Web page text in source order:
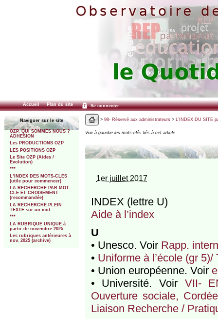
Accueil Plan du site Se connecter
Naviguer sur le site
OZP. QUI SOMMES NOUS ?
ADHESION
Les PRODUCTIONS OZP
LES POSITIONS OZP
Le Site OZP (Aides /
Evolution)
***
L’INDEX DES MOTS-CLES
(utile pour commencer)
LA RECHERCHE PAR MOT-
CLE ET CROISEMENT
(recommandée)
LA RECHERCHE PLEIN
TEXTE sur un mot
***
LA RUBRIQUE UNIQUE à
partir de novembre 2025
Les rubriques antérieures à
nov. 2025 (archive)
> 98- Réservé aux administrateurs> L’INDEX DU SITE
Voir à gauche les mots-clés liés à cet article
1er juillet 2017
INDEX (lettre U)
Aide à l’index
U
• Unesco. Voir Rapp.
• Uniforme à l’école (gr 5)/
• Union européenne. Voir
• Université. Voir VII-
Ouverture sociale,
Liaison Recherche /